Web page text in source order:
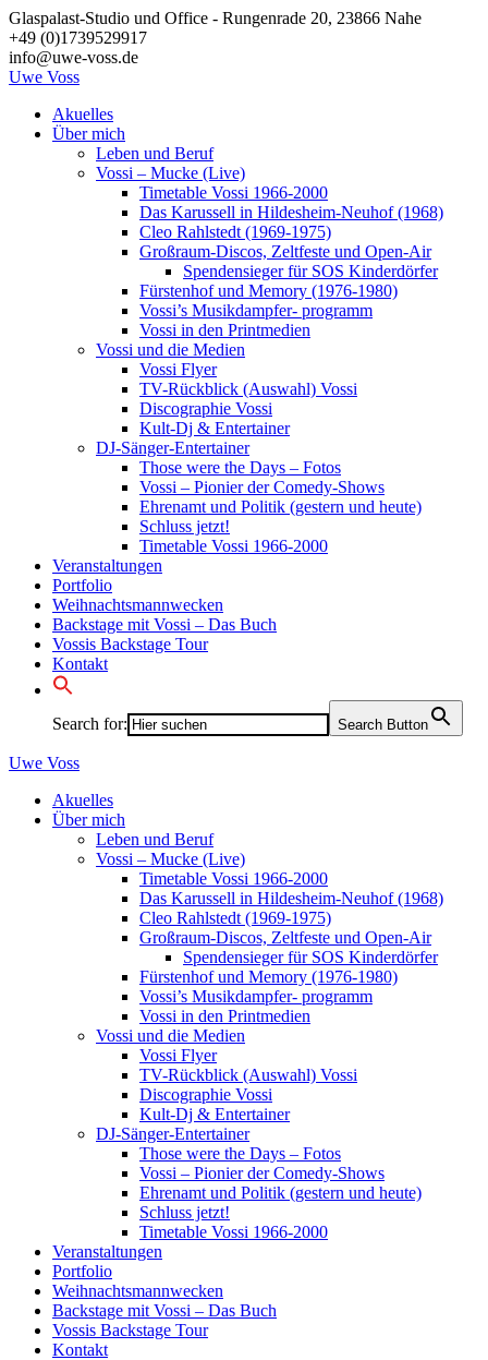
Zum
Inhalt
springen
Glaspalast-Studio und Office - Rungenrade 20, 23866 Nahe
+49 (0)1739529917
info@uwe-voss.de
Uwe Voss
Akuelles
Über mich
Leben und Beruf
Vossi – Mucke (Live)
Timetable Vossi 1966-2000
Das Karussell in Hildesheim-Neuhof (1968)
Cleo Rahlstedt (1969-1975)
Großraum-Discos, Zeltfeste und Open-Air
Spendensieger für SOS Kinderdörfer
Fürstenhof und Memory (1976-1980)
Vossi’s Musikdampfer- programm
Vossi in den Printmedien
Vossi und die Medien
Vossi Flyer
TV-Rückblick (Auswahl) Vossi
Discographie Vossi
Kult-Dj & Entertainer
DJ-Sänger-Entertainer
Those were the Days – Fotos
Vossi – Pionier der Comedy-Shows
Ehrenamt und Politik (gestern und heute)
Schluss jetzt!
Timetable Vossi 1966-2000
Veranstaltungen
Portfolio
Weihnachtsmannwecken
Backstage mit Vossi – Das Buch
Vossis Backstage Tour
Kontakt
Search for: Search Button
Uwe Voss
Akuelles
Über mich
Leben und Beruf
Vossi – Mucke (Live)
Timetable Vossi 1966-2000
Das Karussell in Hildesheim-Neuhof (1968)
Cleo Rahlstedt (1969-1975)
Großraum-Discos, Zeltfeste und Open-Air
Spendensieger für SOS Kinderdörfer
Fürstenhof und Memory (1976-1980)
Vossi’s Musikdampfer- programm
Vossi in den Printmedien
Vossi und die Medien
Vossi Flyer
TV-Rückblick (Auswahl) Vossi
Discographie Vossi
Kult-Dj & Entertainer
DJ-Sänger-Entertainer
Those were the Days – Fotos
Vossi – Pionier der Comedy-Shows
Ehrenamt und Politik (gestern und heute)
Schluss jetzt!
Timetable Vossi 1966-2000
Veranstaltungen
Portfolio
Weihnachtsmannwecken
Backstage mit Vossi – Das Buch
Vossis Backstage Tour
Kontakt